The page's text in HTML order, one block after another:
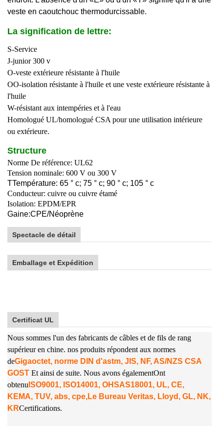
veste en caoutchouc thermodurcissable.
La signification de lettre:
S-Service
J-junior 300 v
O-veste extérieure résistante à l'huile
OO-isolation résistante à l'huile et une veste extérieure résistante à
l'huile
W-résistant aux intempéries et à l'eau
Homologué UL/homologué CSA pour une utilisation intérieure
ou extérieure.
Structure
Norme De référence: UL62
Tension nominale: 600 V ou 300 V
TTempérature: 65 ° c; 75 ° c; 90 ° c; 105 ° c
Conducteur: cuivre ou cuivre étamé
Isolation: EPDM/EPR
Gaine:CPE/Néoprène
Spectacle de détail
Emballage et Expédition
Certificat UL
Nous sommes l'un des fabricants de câbles et de fils de rang
supérieur en chine. nos produits répondent aux normes
deGigaoctet, norme DIN d'astm, JIS, NF, AS/NZS CSA
GOST Et ainsi de suite. Nous avons égalementOnt
obtenu ISO9001, ISO14001, OHSAS18001, UL, CE,
KEMA, TUV, abs, cpe,Le Bureau Veritas, Lloyd, GL, NK,
KRCertifications.